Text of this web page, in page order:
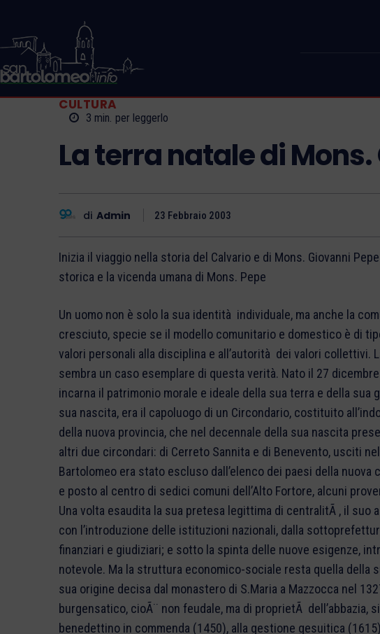
CULTURA
3 min. per leggerlo
La terra natale di
di Admin 23 Febbraio 2003
Inizia il viaggio nella storia del Calvario e di Mons. Giovanni
storica e la vicenda umana di Mons. Pepe
Un uomo non è solo la sua identità individuale, ma anche la
cresciuto, specie se il modello comunitario e domestico è di
valori personali alla disciplina e all’autorità dei valori collettivi.
sembra un caso esemplare di questa verità. Nato il 27
incarna il patrimonio morale e ideale della sua terra e della sua
sua nascita, era il capoluogo di un Circondario, costituito
della nuova provincia, che nel decennale della sua nascita
altri due circondari: di Cerreto Sannita e di Benevento, usciti
Bartolomeo era stato escluso dall’elenco dei paesi della
e posto al centro di sedici comuni dell’Alto Fortore, alcuni
Una volta esaudita la sua pretesa legittima di centralitÃ , il suo
con l’introduzione delle istituzioni nazionali, dalla
finanziari e giudiziari; e sotto la spinta delle nuove esigenze,
notevole. Ma la struttura economico-sociale resta quella della
sua origine decisa dal monastero di S.Maria a Mazzocca nel
burgensatico, cioÃ¨ non feudale, ma di proprietÃ dell’abbazia,
benedettino in commenda (1450), alla gestione gesuitica